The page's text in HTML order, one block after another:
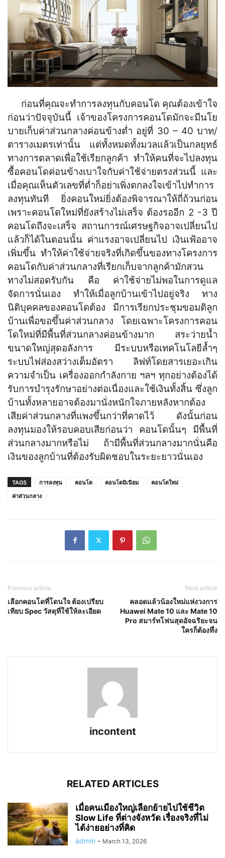
ก่อนที่คุณจะทำการลงทุนกับคอนโด คุณต้องเข้าใจ
ก่อนว่าปัจจุบันนี้ เจ้าของโครงการคอนโดมักจะมีนโย
บายเก็บค่าส่วนกลางค่อนข้างต่ำ อยู่ที่ 30 – 40 บาท/
ตารางเมตรเท่านั้น แต่ทั้งหมดทั้งมวลแล้วเป็นกลยุทธ์
ทางการตลาดเพื่อใช้เรียกลูกค้า ทำให้คนที่จะไปลงทุน
ซื้อคอนโดค่อนข้างเบาใจกับค่าใช้จ่ายตรงส่วนนี้ และ
เมื่อคุณเห็นตัวเลขที่ต่ำก็อย่าเพิ่งตกลงใจเข้าไปทำการ
ลงทุนทันที ยิ่งคอนใหม่ยิ่งต้องพิจารณาให้ถี่ถ้วนก่อน
เพราะคอนโดใหม่ที่ยังสร้างไม่เสร็จ ต้องรออีก 2 -3 ปี
คอนโดถึงจะเสร็จ สถานการณ์เศรษฐกิจอาจเปลี่ยนไป
แล้วก็ได้ในตอนนั้น ค่าแรงอาจเปลี่ยนไป เงินเฟ้ออาจ
เพิ่มขึ้น ทำให้ค่าใช้จ่ายจริงที่เกิดขึ้นของทางโครงการ
คอนโดกับค่าส่วนกลางที่เรียกเก็บจากลูกค้ามักสวน
ทางไม่สอดรับกัน คือ ค่าใช้จ่ายไม่พอในการดูแล
จัดการนั่นเอง ทำให้เมื่อลูกบ้านเข้าไปอยู่จริง ทาง
นิติบุคคลของคอนโดต้อง มีการเรียกประชุมขอมติลูก
บ้านเพื่อขอขึ้นค่าส่วนกลาง โดยเฉพาะโครงการคอน
โดใหม่ที่มีพื้นที่ส่วนกลางค่อนข้างมาก สระว่ายน้ำ
ขนาดใหญ่สุดอลังการ มีระบบหรือเทคโนโลยีล้ำๆ
ระบบไฟส่องสว่างเต็มอัตรา ลิฟท์โดยสารเยอะเกิน
ความจำเป็น เครื่องออกกำลังกาย ฯลฯ ทุกอย่างต้องได้
รับการบำรุงรักษาอย่างต่อเนื่องและใช้เงินทั้งสิ้น ซึ่งลูก
บ้านทั้งหลายอาจต้องมานั่งหนักใจภายหลังหากต้อง
เสียค่าส่วนกลางที่แพงขึ้นกว่าที่คาดไว้ ดังนั้นก่อน
ลงทุนมองให้รอบคอบเสียก่อนว่า คอนโดนั้นๆ มีพื้นที่
ส่วนกลางมากหรือไม่ ถ้ามีพื้นที่ส่วนกลางมากนั่นคือ
เงินของลูกบ้านที่ต้องรับผิดชอบในระยะยาวนั่นเอง
TAGS การลงทุน คอนโด คอนโดมิเนียม
คอนโดใหม่
ค่าส่วนกลาง
Previous article
เลือกคอนโดที่โดนใจ ต้องเปรียบ
เทียบ Spec วัสดุที่ใช้ให้ละเอียด
Next article
คลอดแล้วน้องใหม่แห่งวงการ
Huawei Mate 10 และ Mate 10
Pro สมาร์ทโฟนสุดอัจฉริยะจน
ใครก็ต้องทึ่ง
incontent
RELATED ARTICLES
เมื่อคนเมืองใหญ่เลือกย้ายไปใช้ชีวิต
Slow Life ที่ต่างจังหวัด เรื่องจริงที่ไม่
ได้ง่ายอย่างที่คิด
admin - March 13, 2026